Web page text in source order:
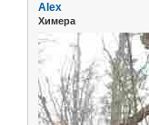
Alex
Химера